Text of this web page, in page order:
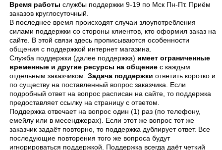
Время работы службы поддержки 9-19 по Мск Пн-Пт. Приём
заказов круглосуточный.
В последнее время происходят случаи злоупотребления
силами поддержки со стороны клиентов, кто оформил заказ на
сайте. В этой связи здесь прописываются особенности
общения с поддержкой интернет магазина.
Служба поддержки (далее поддержка) имеет ограниченные
временные и другие ресурсы на общение с каждым
отдельным заказчиком. Задача поддержки ответить коротко и
по существу на поставленный вопрос заказчика. Если
подробный ответ на вопрос расписан на сайте, то поддержка
предоставляет ссылку на страницу с ответом.
Поддержка отвечает на вопрос один (1) раз (по телефону,
емейлу или в месенджерах). Если этот же вопрос тот же
заказчик задаёт повторно, то поддержка дублирует ответ. Все
последующие повторения того же вопроса будут
игнорироваться поддержкой. Поддержка всегда даёт четкий